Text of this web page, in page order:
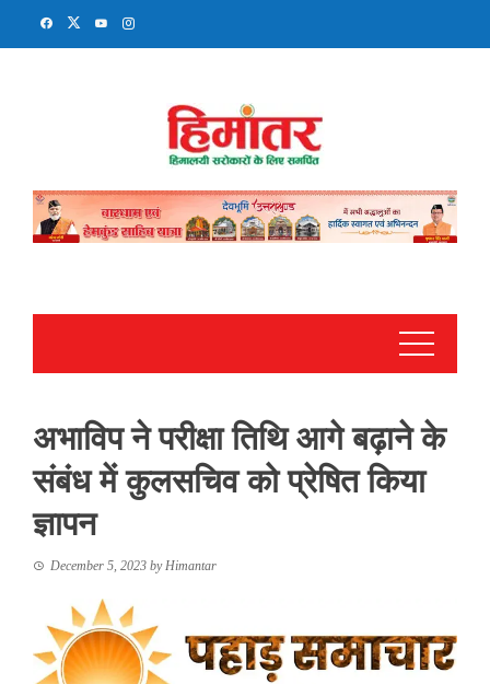
अभाविप ने परीक्षा तिथि आगे बढ़ाने के
संबंध में कुलसचिव को प्रेषित किया
ज्ञापन
December 5, 2023 byHimantar